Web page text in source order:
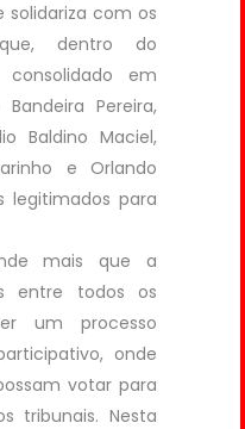
com os
dentro do
em
Pereira,
Baldino Maciel,
e Orlando
legitimados para
mais que a
entre todos os
um processo
onde
votar para
tribunais. Nesta